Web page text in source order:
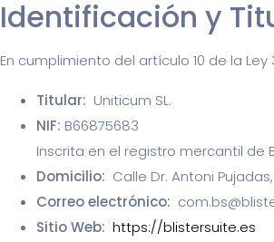
Identificación y
En cumplimiento del artículo 10 de la
Titular: Uniticum SL.
NIF: B66875683
Inscrita en el registro mercantil de
Domicilio: Calle Dr. Antoni
Correo electrónico:
Sitio Web: https://blistersuite.es